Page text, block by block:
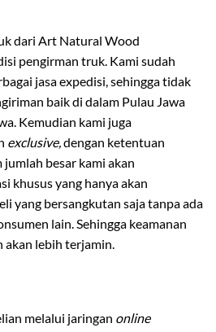
dari Art Natural Wood
pengirman truk. Kami sudah
jasa expedisi, sehingga tidak
baik di dalam Pulau Jawa
Kemudian kami juga
exclusive, dengan ketentuan
besar kami akan
khusus yang hanya akan
yang bersangkutan saja tanpa ada
lain. Sehingga keamanan
lebih terjamin.
melalui jaringan online